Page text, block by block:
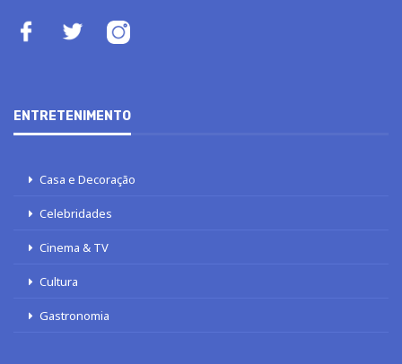
ENTRETENIMENTO
Casa e Decoração
Celebridades
Cinema & TV
Cultura
Gastronomia